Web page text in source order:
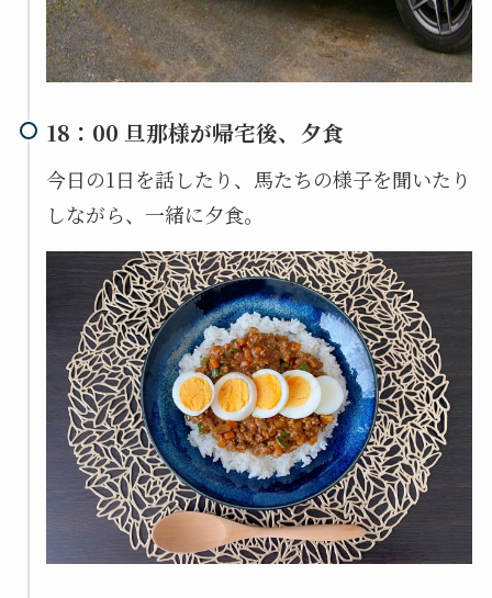
18：00 旦那様が帰宅後、夕食
今日の1日を話したり、馬たちの様子を聞いたり
しながら、一緒に夕食。